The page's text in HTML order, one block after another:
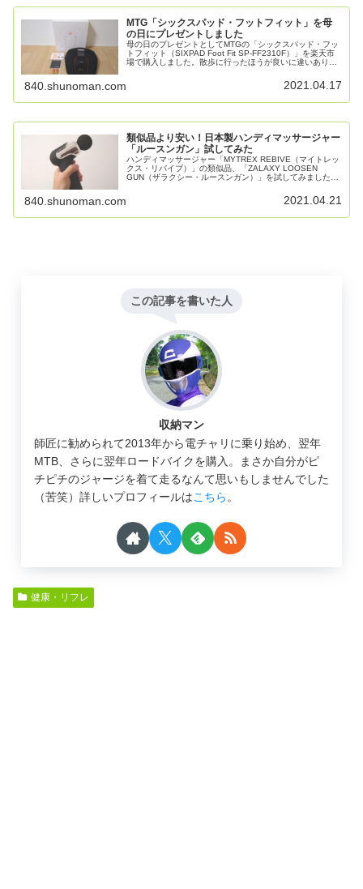
MTG「シックスパッド・フットフィット」を母
の日にプレゼントしました
母の日のプレゼントとしてMTGの「シックスパッド・フッ
トフィット（SIXPAD Foot Fit SP-FF2310F）」を楽天市
場で購入しました。散歩に行ったほうが良いに違いありま
で脚の筋トレができるのなら良いと思います。
840.shunoman.com 2021.04.17
類似品より安い！日本製ハンディマッサージャー
「ルースンガン」試してみた
ハンディマッサージャー「MYTREX REBIVE（マイトレッ
クス・リバイブ）」の類似品、「ZALAXY LOOSEN
GUN（ザラクシー・ルースンガン）」を試してみました。
りの振動回数は少なめですが、決してパワー不足ではあり
ません。また、デジタル表示が見やすいです。
840.shunoman.com 2021.04.21
この記事を書いた人
収納マン
師匠に勧められて2013年から電チャリに乗り始め、翌年
MTB、さらに翌年ロードバイクを購入。まさか自分がピ
チピチのジャージを着て走るなんて思いもしませんでした
（苦笑）詳しいプロフィールはこちら 。
健康・リフレ